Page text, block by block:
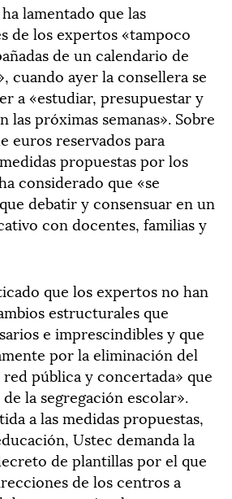
lamentado que las
de los expertos «tampoco
de un calendario de
cuando ayer la consellera se
a «estudiar, presupuestar y
las próximas semanas». Sobre
euros reservados para
propuestas por los
considerado que «se
debatir y consensuar en un
con docentes, familias y
que los expertos no han
estructurales que
e imprescindibles y que
por la eliminación del
pública y concertada» que
la segregación escolar».
a las medidas propuestas,
Ustec demanda la
de plantillas por el que
de los centros a